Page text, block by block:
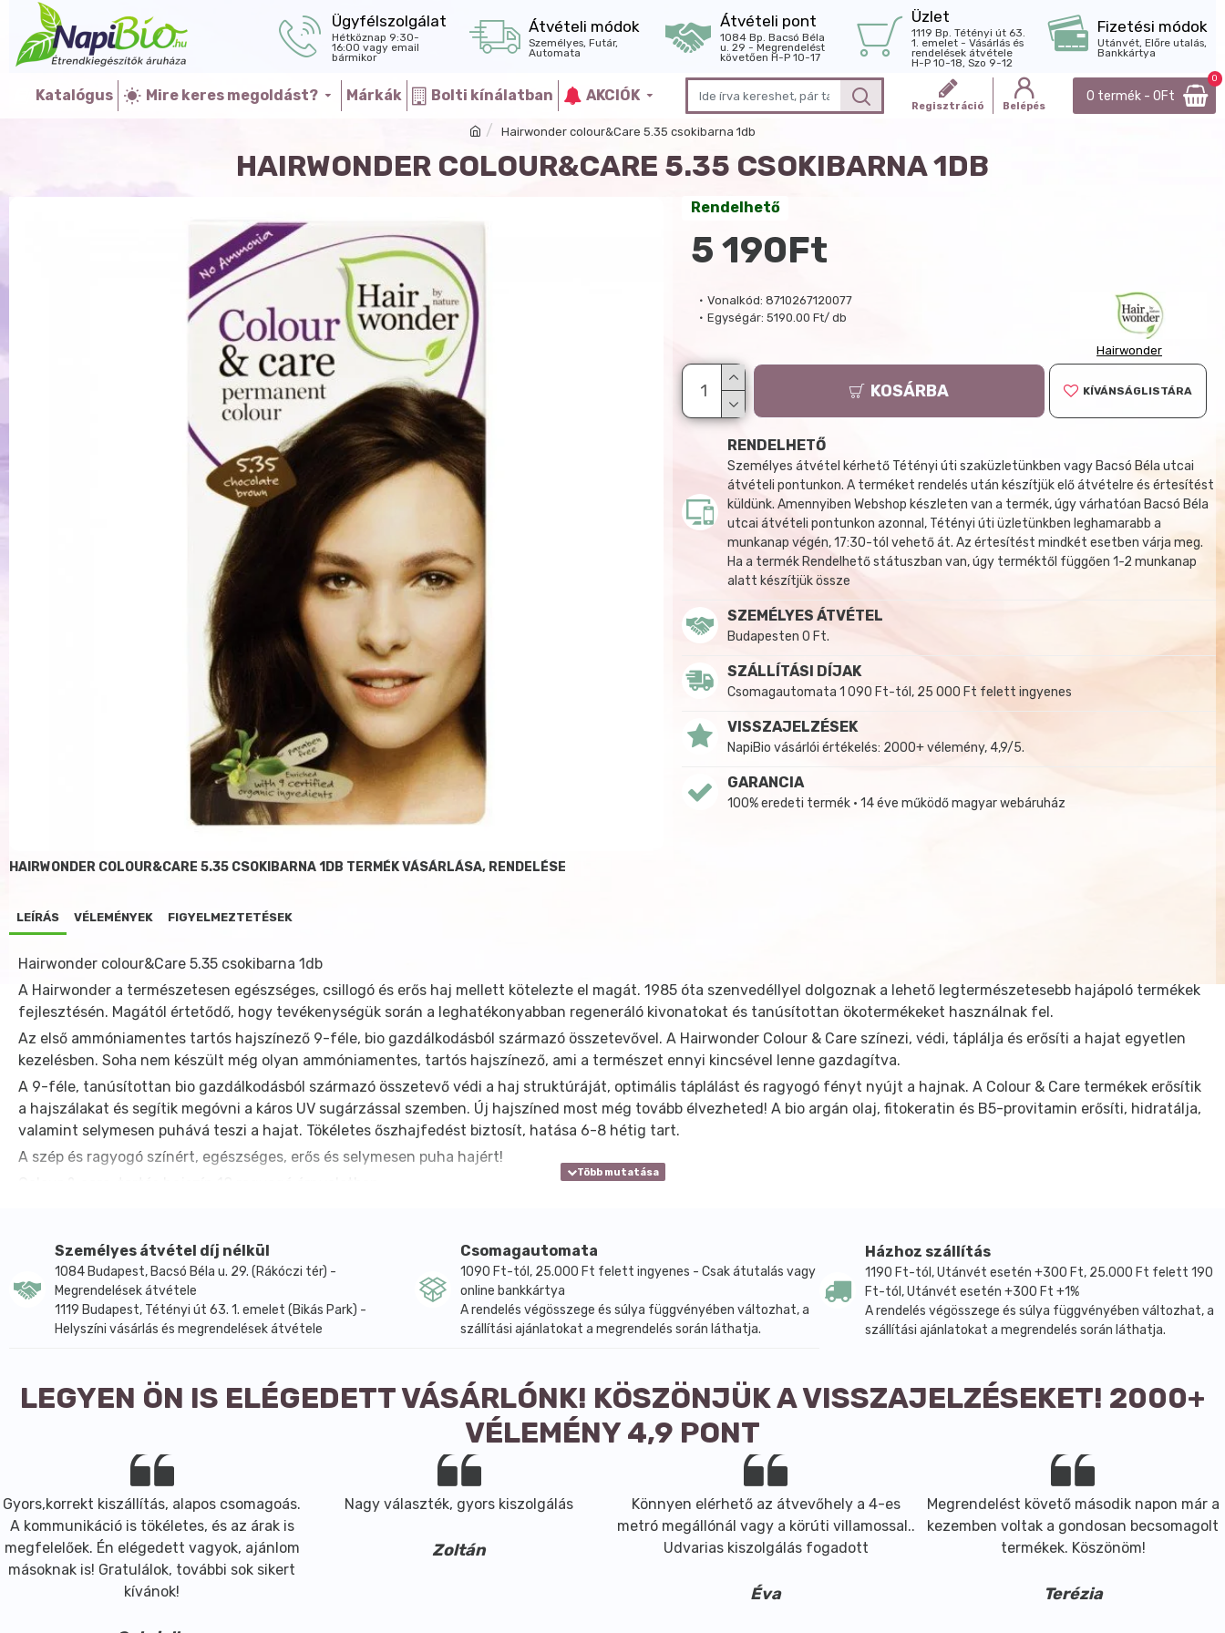
Ügyfélszolgálat
Hétköznap 9:30-
16:00 vagy email
bármikor
Átvételi módok
Személyes, Futár,
Automata
Átvételi pont
1084 Bp. Bacsó Béla
u. 29 - Megrendelést
követően H-P 10-17
Üzlet
1119 Bp. Tétényi út 63.
1. emelet - Vásárlás és
rendelések átvétele
H-P 10-18, Szo 9-12
Fizetési módok
Utánvét, Előre utalás,
Bankkártya
Katalógus Mire keres megoldást? Márkák Bolti kínálatban AKCIÓK
Regisztráció Belépés
0 termék - 0Ft
0
Hairwonder colour&Care 5.35 csokibarna 1db
HAIRWONDER COLOUR&CARE 5.35 CSOKIBARNA 1DB
Vonalkód: 8710267120077
Egységár: 5190.00 Ft/ db
Hairwonder
Rendelhető
5 190Ft
KOSÁRBA KÍVÁNSÁGLISTÁRA
RENDELHETŐ
Személyes átvétel kérhető Tétényi úti szaküzletünkben vagy Bacsó Béla utcai
átvételi pontunkon. A terméket rendelés után készítjük elő átvételre és értesítést
küldünk. Amennyiben Webshop készleten van a termék, úgy várhatóan Bacsó Béla
utcai átvételi pontunkon azonnal, Tétényi úti üzletünkben leghamarabb a
munkanap végén, 17:30-tól vehető át. Az értesítést mindkét esetben várja meg.
Ha a termék Rendelhető státuszban van, úgy terméktől függően 1-2 munkanap
alatt készítjük össze
SZEMÉLYES ÁTVÉTEL
Budapesten 0 Ft.
SZÁLLÍTÁSI DÍJAK
Csomagautomata 1 090 Ft-tól, 25 000 Ft felett ingyenes
VISSZAJELZÉSEK
NapiBio vásárlói értékelés: 2000+ vélemény, 4,9/5.
GARANCIA
100% eredeti termék • 14 éve működő magyar webáruház
HAIRWONDER COLOUR&CARE 5.35 CSOKIBARNA 1DB TERMÉK VÁSÁRLÁSA, RENDELÉSE
LEÍRÁS VÉLEMÉNYEK FIGYELMEZTETÉSEK
Hairwonder colour&Care 5.35 csokibarna 1db
A Hairwonder a természetesen egészséges, csillogó és erős haj mellett kötelezte el magát. 1985 óta szenvedéllyel dolgoznak a lehető legtermészetesebb hajápoló termékek
fejlesztésén. Magától értetődő, hogy tevékenységük során a leghatékonyabban regeneráló kivonatokat és tanúsítottan ökotermékeket használnak fel.
Az első ammóniamentes tartós hajszínező 9-féle, bio gazdálkodásból származó összetevővel. A Hairwonder Colour & Care színezi, védi, táplálja és erősíti a hajat egyetlen
kezelésben. Soha nem készült még olyan ammóniamentes, tartós hajszínező, ami a természet ennyi kincsével lenne gazdagítva.
A 9-féle, tanúsítottan bio gazdálkodásból származó összetevő védi a haj struktúráját, optimális táplálást és ragyogó fényt nyújt a hajnak. A Colour & Care termékek erősítik
a hajszálakat és segítik megóvni a káros UV sugárzással szemben. Új hajszíned most még tovább élvezheted! A bio argán olaj, fitokeratin és B5-provitamin erősíti, hidratálja,
valamint selymesen puhává teszi a hajat. Tökéletes őszhajfedést biztosít, hatása 6-8 hétig tart.
A szép és ragyogó színért, egészséges, erős és selymesen puha hajért!
Személyes átvétel díj nélkül
1084 Budapest, Bacsó Béla u. 29. (Rákóczi tér) -
Megrendelések átvétele
1119 Budapest, Tétényi út 63. 1. emelet (Bikás Park) -
Helyszíni vásárlás és megrendelések átvétele
Csomagautomata
1090 Ft-tól, 25.000 Ft felett ingyenes - Csak átutalás vagy
online bankkártya
A rendelés végösszege és súlya függvényében változhat, a
szállítási ajánlatokat a megrendelés során láthatja.
Házhoz szállítás
1190 Ft-tól, Utánvét esetén +300 Ft, 25.000 Ft felett 190
Ft-tól, Utánvét esetén +300 Ft +1%
A rendelés végösszege és súlya függvényében változhat, a
szállítási ajánlatokat a megrendelés során láthatja.
LEGYEN ÖN IS ELÉGEDETT VÁSÁRLÓNK! KÖSZÖNJÜK A VISSZAJELZÉSEKET! 2000+
VÉLEMÉNY 4,9 PONT
Gyors,korrekt kiszállítás, alapos csomagoás.
A kommunikáció is tökéletes, és az árak is
megfelelőek. Én elégedett vagyok, ajánlom
másoknak is! Gratulálok, további sok sikert
kívánok!
Nagy választék, gyors kiszolgálás
Zoltán
Könnyen elérhető az átvevőhely a 4-es
metró megállónál vagy a körúti villamossal..
Udvarias kiszolgálás fogadott
Éva
Megrendelést követő második napon már a
kezemben voltak a gondosan becsomagolt
termékek. Köszönöm!
Terézia